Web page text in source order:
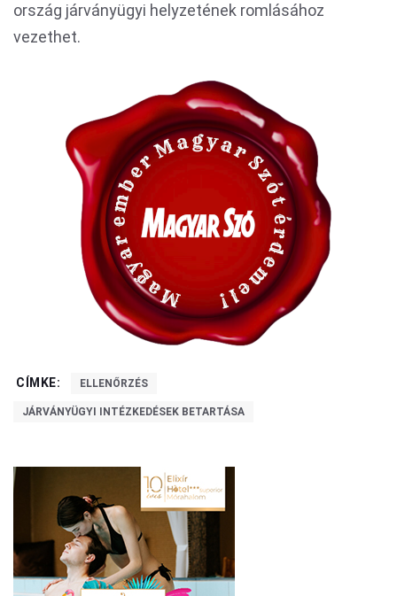
ország járványügyi helyzetének romlásához
vezethet.
CÍMKE: ELLENŐRZÉS
JÁRVÁNYÜGYI INTÉZKEDÉSEK BETARTÁSA